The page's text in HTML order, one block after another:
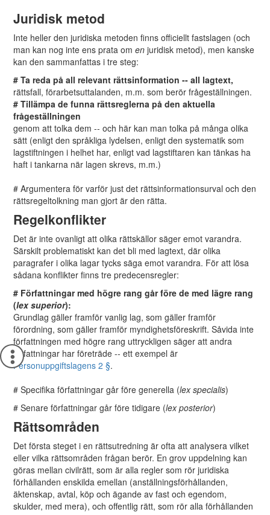
Juridisk metod
Inte heller den juridiska metoden finns officiellt fastslagen (och
man kan nog inte ens prata om en juridisk metod), men kanske
kan den sammanfattas i tre steg:
# Ta reda på all relevant rättsinformation -- all lagtext,
rättsfall, förarbetsuttalanden, m.m. som berör frågeställningen.
# Tillämpa de funna rättsreglerna på den aktuella
frågeställningen
genom att tolka dem -- och här kan man tolka på många olika
sätt (enligt den språkliga lydelsen, enligt den systematik som
lagstiftningen i helhet har, enligt vad lagstiftaren kan tänkas ha
haft i tankarna när lagen skrevs, m.m.)
# Argumentera för varför just det rättsinformationsurval och den
rättsregeltolkning man gjort är den rätta.
Regelkonflikter
Det är inte ovanligt att olika rättskällor säger emot varandra.
Särskilt problematiskt kan det bli med lagtext, där olika
paragrafer i olika lagar tycks säga emot varandra. För att lösa
sådana konflikter finns tre predecensregler:
# Författningar med högre rang går före de med lägre rang
(lex superior):
Grundlag gäller framför vanlig lag, som gäller framför
förordning, som gäller framför myndighetsföreskrift. Såvida inte
författningen med högre rang uttryckligen säger att andra
författningar har företräde -- ett exempel är
Personuppgiftslagens 2 §.
# Specifika författningar går före generella (lex specialis)
# Senare författningar går före tidigare (lex posterior)
Rättsområden
Det första steget i en rättsutredning är ofta att analysera vilket
eller vilka rättsområden frågan berör. En grov uppdelning kan
göras mellan civilrätt, som är alla regler som rör juridiska
förhållanden enskilda emellan (anställningsförhållanden,
äktenskap, avtal, köp och ägande av fast och egendom,
skulder, med mera), och offentlig rätt, som rör alla förhållanden